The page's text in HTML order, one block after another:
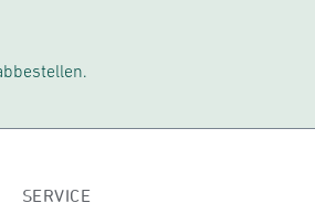
SERVICE